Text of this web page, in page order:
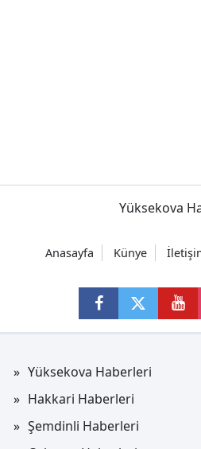
Yüksekova
Anasayfa Künye
Yüksekova Haberleri
Hakkari Haberleri
Şemdinli Haberleri